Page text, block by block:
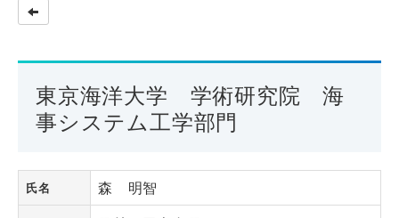
東京海洋大学 学術研究院 海
事システム工学部門
氏名
森 明智